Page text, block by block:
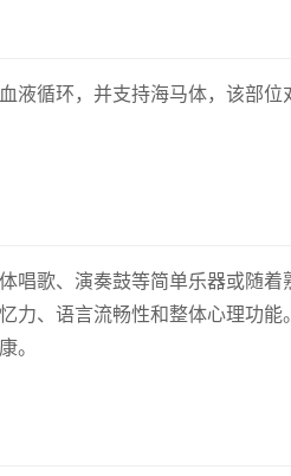
循环，并支持海马体，该部位
唱歌、演奏鼓等简单乐器或随着
力、语言流畅性和整体心理功能
。